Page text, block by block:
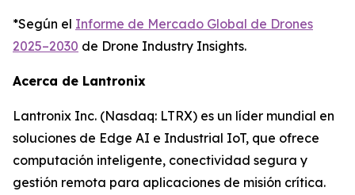
*Según el Informe de Mercado Global de Drones
2025–2030 de Drone Industry Insights.
Acerca de Lantronix
Lantronix Inc. (Nasdaq: LTRX) es un líder mundial en
soluciones de Edge AI e Industrial IoT, que ofrece
computación inteligente, conectividad segura y
gestión remota para aplicaciones de misión crítica.